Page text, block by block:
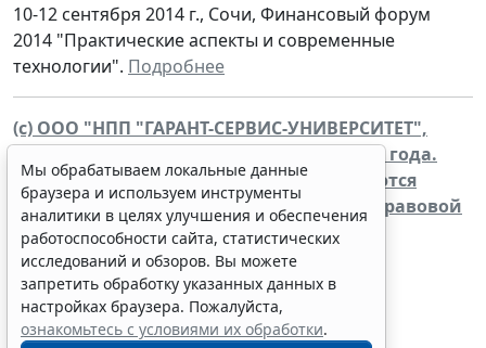
10-12 сентября 2014 г., Сочи, Финансовый форум
2014 "Практические аспекты и современные
технологии". Подробнее
(c) ООО "НПП "ГАРАНТ-СЕРВИС-УНИВЕРСИТЕТ",
2014. Система ГАРАНТ выпускается с 1990 года.
Компания "Гарант" и ее партнеры являются
участниками Российской ассоциации правовой
информации ГАРАНТ.
WWW.GARANT.RU
Мы обрабатываем локальные данные
браузера и используем инструменты
аналитики в целях улучшения и обеспечения
работоспособности сайта, статистических
исследований и обзоров. Вы можете
запретить обработку указанных данных в
настройках браузера. Пожалуйста,
ознакомьтесь с условиями их обработки.